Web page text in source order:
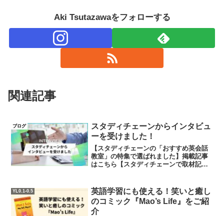
Aki Tsutazawaをフォローする
関連記事
ブログ
スタディチェーンからインタビュ
ーを受けました！
【スタディチェーンの「おすすめ英会話
教室」の特集で選ばれました】掲載記事
はこちら【スタディチェーンで取材記事
グス）の関連会社）が教育・塾情報に特
化した教育系メデ...
YL0.1-0.5
英語学習にも使える！笑いと癒し
のコミック『Mao’s Life』をご紹
介